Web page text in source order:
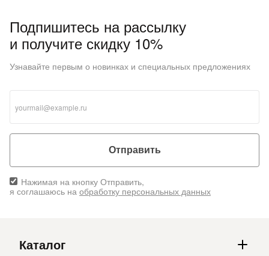
Подпишитесь на рассылку
и получите скидку 10%
Узнавайте первым о новинках и специальных предложениях
Отправить
Нажимая на кнопку Отправить,
я соглашаюсь на обработку персональных данных
Каталог